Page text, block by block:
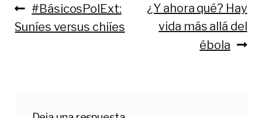
Navegación
de
Anterior:
#BásicosPolExt:
Suníes versus chiíes
Siguiente:
¿Y ahora qué? Hay
vida más allá del
ébola